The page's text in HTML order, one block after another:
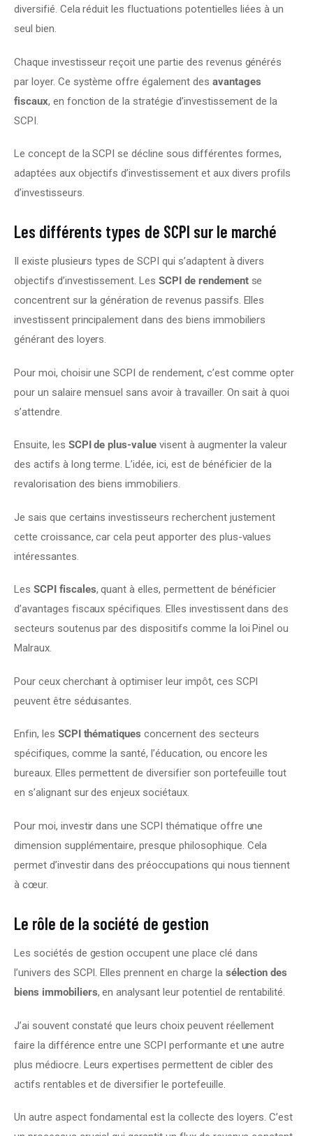
diversifié. Cela réduit les fluctuations potentielles liées à un
seul bien.
Chaque investisseur reçoit une partie des revenus générés
par loyer. Ce système offre également des avantages
fiscaux, en fonction de la stratégie d’investissement de la
SCPI.
Le concept de la SCPI se décline sous différentes formes,
adaptées aux objectifs d’investissement et aux divers profils
d’investisseurs.
Les différents types de SCPI sur le marché
Il existe plusieurs types de SCPI qui s’adaptent à divers
objectifs d’investissement. Les SCPI de rendement se
concentrent sur la génération de revenus passifs. Elles
investissent principalement dans des biens immobiliers
générant des loyers.
Pour moi, choisir une SCPI de rendement, c’est comme opter
pour un salaire mensuel sans avoir à travailler. On sait à quoi
s’attendre.
Ensuite, les SCPI de plus-value visent à augmenter la valeur
des actifs à long terme. L’idée, ici, est de bénéficier de la
revalorisation des biens immobiliers.
Je sais que certains investisseurs recherchent justement
cette croissance, car cela peut apporter des plus-values
intéressantes.
Les SCPI fiscales, quant à elles, permettent de bénéficier
d’avantages fiscaux spécifiques. Elles investissent dans des
secteurs soutenus par des dispositifs comme la loi Pinel ou
Malraux.
Pour ceux cherchant à optimiser leur impôt, ces SCPI
peuvent être séduisantes.
Enfin, les SCPI thématiques concernent des secteurs
spécifiques, comme la santé, l’éducation, ou encore les
bureaux. Elles permettent de diversifier son portefeuille tout
en s’alignant sur des enjeux sociétaux.
Pour moi, investir dans une SCPI thématique offre une
dimension supplémentaire, presque philosophique. Cela
permet d’investir dans des préoccupations qui nous tiennent
à cœur.
Le rôle de la société de gestion
Les sociétés de gestion occupent une place clé dans
l’univers des SCPI. Elles prennent en charge la sélection des
biens immobiliers, en analysant leur potentiel de rentabilité.
J’ai souvent constaté que leurs choix peuvent réellement
faire la différence entre une SCPI performante et une autre
plus médiocre. Leurs expertises permettent de cibler des
actifs rentables et de diversifier le portefeuille.
Un autre aspect fondamental est la collecte des loyers. C’est